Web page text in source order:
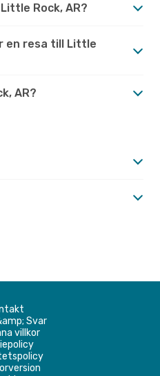
Rock, AR?
en resa till Little
AR?
Svar
villkor